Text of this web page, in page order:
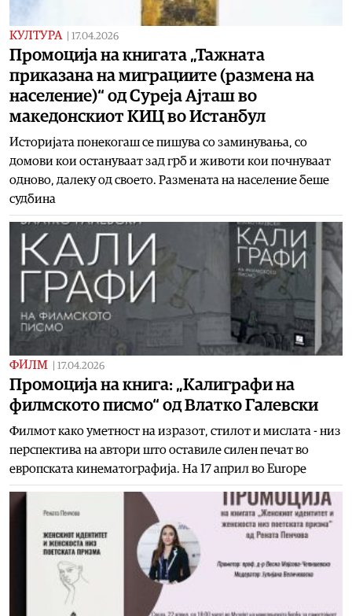
КУЛТУРА 17.04.2026
Промоција на книгата „Тажната
приказана на миграциите (размена на
население)“ од Суреја Ајташ во
македонскиот КИЦ во Истанбул
Историјата понекогаш се пишува со заминувања, со
домови кои остануваат зад грб и животи кои почнуваат
одново, далеку од своето. Размената на население беше
судбина
ФИЛМ 17.04.2026
Промоција на книга: „Калиграфи на
филмското писмо“ од Влатко Галевски
Филмот како уметност на изразот, стилот и мислата - низ
перспектива на автори што оставиле силен печат во
европската кинематографија. На 17 април во Europe